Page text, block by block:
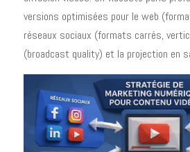
versions optimisées pour le web
réseaux sociaux (formats carrés,
(broadcast quality) et la projection en